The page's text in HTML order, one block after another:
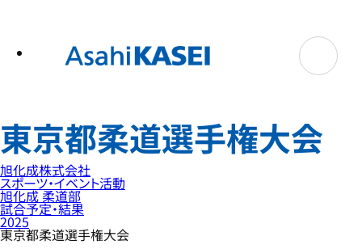
東京都柔道選手権大会
旭化成株式会社
スポーツ・イベント活動
旭化成 柔道部
試合予定・結果
2025
東京都柔道選手権大会